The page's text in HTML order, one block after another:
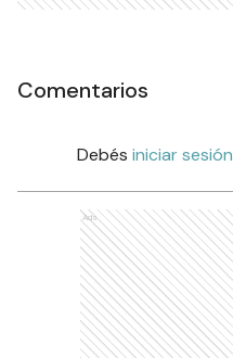
Comentarios
Debés iniciar sesión
Ads